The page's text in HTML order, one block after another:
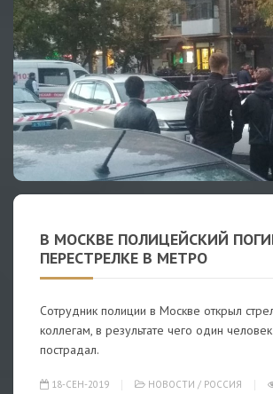
В МОСКВЕ ПОЛИЦЕЙСКИЙ
ПЕРЕСТРЕЛКЕ В МЕТРО
Сотрудник полиции в Москве открыл
коллегам, в результате чего один
пострадал.
18-СЕН-2019 НОВОСТИ / РОССИЯ